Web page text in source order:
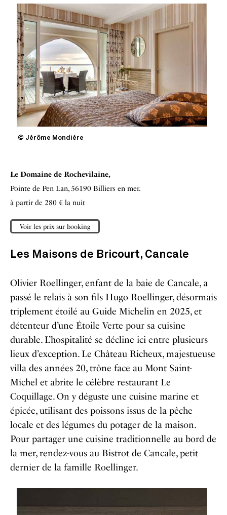
© Jérôme Mondière
Le Domaine de Rochevilaine,
Pointe de Pen Lan,56190 Billiers en mer.
à partir de 280 € la nuit
Voir les prix sur booking
Les Maisons de Bricourt, Cancale
Olivier Roellinger, enfant de la baie de Cancale, a
passé le relais à son fils Hugo Roellinger, désormais
triplement étoilé au Guide Michelin en 2025, et
détenteur d’une Étoile Verte pour sa cuisine
durable. L’hospitalité se décline ici entre plusieurs
lieux d’exception. Le Château Richeux, majestueuse
villa des années 20, trône face au Mont Saint-
Michel et abrite le célèbre restaurant Le
Coquillage. On y déguste une cuisine marine et
épicée, utilisant des poissons issus de la pêche
locale et des légumes du potager de la maison.
Pour partager une cuisine traditionnelle au bord de
la mer, rendez-vous au Bistrot de Cancale, petit
dernier de la famille Roellinger.